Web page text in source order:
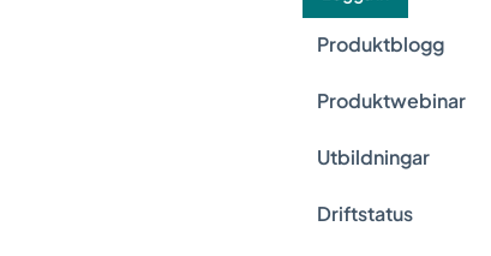
Produktblogg
Produktwebinar
Utbildningar
Driftstatus